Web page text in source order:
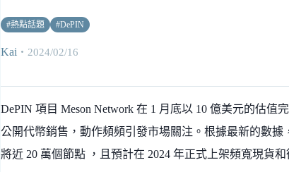
#熱點話題 #DePIN
Kai ・ 2024/02/16
DePIN 項目 Meson Network 在 1 月底以 10 億美元的估值
公開代幣銷售，動作頻頻引發市場關注。根據最新的數據
將近 20 萬個節點 ，且預計在 2024 年正式上架頻寬現貨